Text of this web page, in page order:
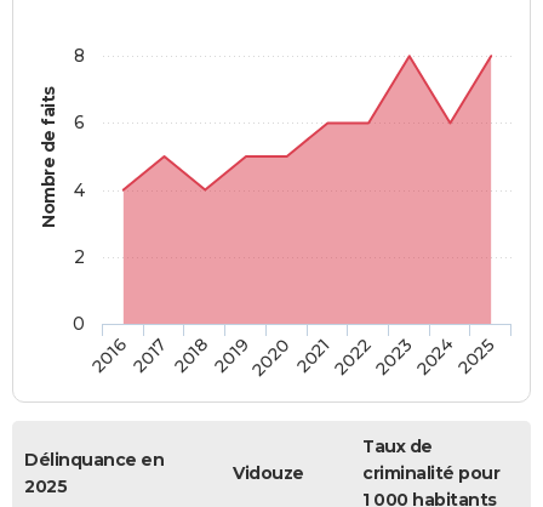
Nombre de faits
20162017 20182019202020212022202320242025
0
2
4
6
8
Délinquance en
2025
Vidouze
Taux de
criminalité pour
1 000 habitants